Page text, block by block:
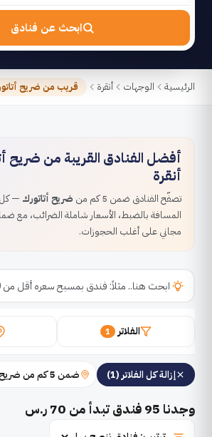
ابحث عن فنادق
الرئيسية الوجهات أنقرة قريب من ضريح
أفضل الفنادق القريبة من ضريح
أنقرة
تصفّح الفنادق ضمن 5 كم من ضريح أتاتورك —
المسافة بالضبط، الأسعار شاملة الضرائب، مع
مجاني على أغلب الحجوزات.
الفلاتر 1
إزالة كل الفلاتر (1) ضمن 5 كم من ضريح أتاتورك
وجدنا 95فندق تبدأ من 70 ر.س